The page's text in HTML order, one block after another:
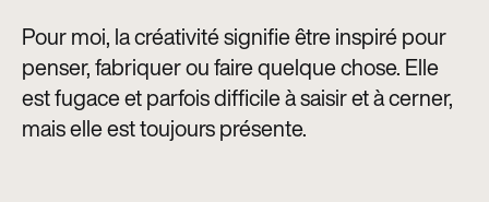
Pour moi, la créativité signifie être inspiré pour
penser, fabriquer ou faire quelque chose. Elle
est fugace et parfois difficile à saisir et à cerner,
mais elle est toujours présente.